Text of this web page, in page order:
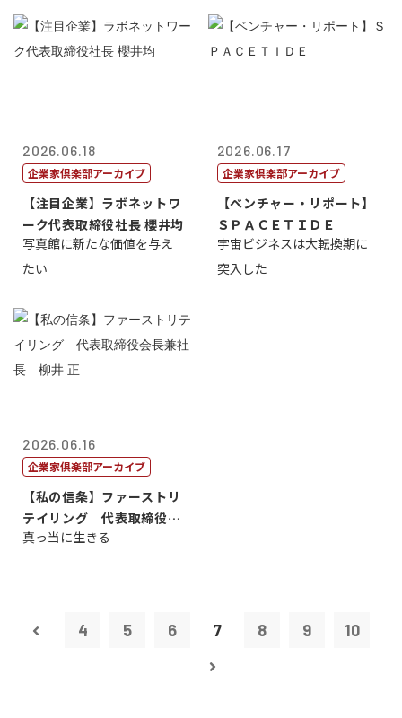
2026.06.18
企業家倶楽部アーカイブ
【注目企業】ラボネットワ
ーク代表取締役社長 櫻井均
写真館に新たな価値を与え
たい
2026.06.17
企業家倶楽部アーカイブ
【ベンチャー・リポート】
ＳＰＡＣＥＴＩＤＥ
宇宙ビジネスは大転換期に
突入した
2026.06.16
企業家倶楽部アーカイブ
【私の信条】ファーストリ
テイリング 代表取締役会
長兼社長 柳...
真っ当に生きる
4 5 6 7 8 9 10